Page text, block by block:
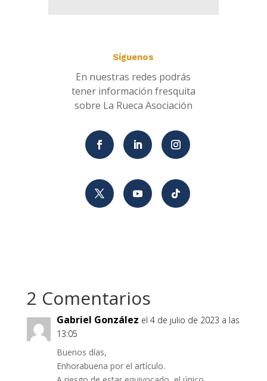
Síguenos
En nuestras redes podrás
tener información fresquita
sobre La Rueca Asociación
2 Comentarios
Gabriel González el 4 de julio de 2023 a las
13:05
Buenos días,
Enhorabuena por el artículo.